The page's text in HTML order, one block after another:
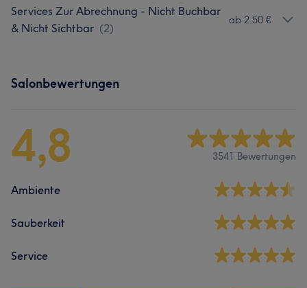
Services Zur Abrechnung - Nicht Buchbar
& Nicht Sichtbar (2)
ab 2,50 €
Salonbewertungen
4,8 3541 Bewertungen
Ambiente
Sauberkeit
Service